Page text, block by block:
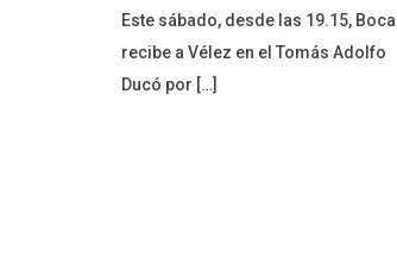
Este sábado, desde las 19.15, Boca
recibe a Vélez en el Tomás Adolfo
Ducó por […]